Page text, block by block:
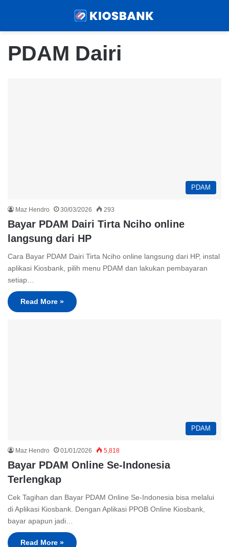
PDAM Dairi
PDAM
Maz Hendro 30/03/2026 293
Bayar PDAM Dairi Tirta Nciho online
langsung dari HP
Cara Bayar PDAM Dairi Tirta Nciho online langsung dari HP, instal
aplikasi Kiosbank, pilih menu PDAM dan lakukan pembayaran
setiap…
Read More »
PDAM
Maz Hendro 01/01/2026 5,818
Bayar PDAM Online Se-Indonesia
Terlengkap
Cek Tagihan dan Bayar PDAM Online Se-Indonesia bisa melalui
di Aplikasi Kiosbank. Dengan Aplikasi PPOB Online Kiosbank,
bayar apapun jadi…
Read More »